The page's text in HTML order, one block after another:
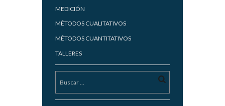
MEDICIÓN
MÉTODOS CUALITATIVOS
MÉTODOS CUANTITATIVOS
TALLERES